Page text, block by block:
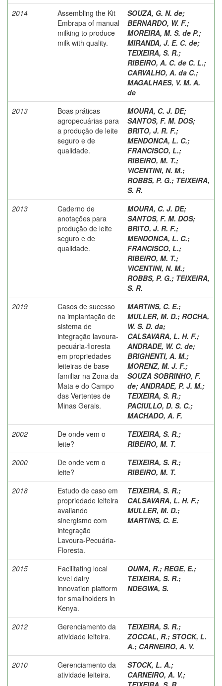
2014
Assembling the Kit
Embrapa of manual
milking to produce
milk with quality.
SOUZA, G. N. de;
BERNARDO, W. F.;
MOREIRA, M. S. de P.;
MIRANDA, J. E. C. de;
TEIXEIRA, S. R.;
RIBEIRO, A. C. de C. L.;
CARVALHO, A. da C.;
MAGALHAES, V. M. A.
de
2013
Boas práticas
agropecuárias para
a produção de leite
seguro e de
qualidade.
MOURA, C. J. DE;
SANTOS, F. M. DOS;
BRITO, J. R. F.;
MENDONCA, L. C.;
FRANCISCO, L.;
RIBEIRO, M. T.;
VICENTINI, N. M.;
ROBBS, P. G.; TEIXEIRA,
S. R.
2013
Caderno de
anotações para
produção de leite
seguro e de
qualidade.
MOURA, C. J. DE;
SANTOS, F. M. DOS;
BRITO, J. R. F.;
MENDONCA, L. C.;
FRANCISCO, L.;
RIBEIRO, M. T.;
VICENTINI, N. M.;
ROBBS, P. G.; TEIXEIRA,
S. R.
2019
Casos de sucesso
na implantação de
sistema de
integração lavoura-
pecuária-floresta
em propriedades
leiteiras de base
familiar na Zona da
Mata e do Campo
das Vertentes de
Minas Gerais.
MARTINS, C. E.;
MULLER, M. D.; ROCHA,
W. S. D. da;
CALSAVARA, L. H. F.;
ANDRADE, W. C. de;
BRIGHENTI, A. M.;
MORENZ, M. J. F.;
SOUZA SOBRINHO, F.
de; ANDRADE, P. J. M.;
TEIXEIRA, S. R.;
PACIULLO, D. S. C.;
MACHADO, A. F.
2002
De onde vem o
leite?
TEIXEIRA, S. R.;
RIBEIRO, M. T.
2000
De onde vem o
leite?
TEIXEIRA, S. R.;
RIBEIRO, M. T.
2018
Estudo de caso em
propriedade leiteira
avaliando
sinergismo com
integração
Lavoura-Pecuária-
Floresta.
TEIXEIRA, S. R.;
CALSAVARA, L. H. F.;
MULLER, M. D.;
MARTINS, C. E.
2015
Facilitating local
level dairy
innovation platform
for smallholders in
Kenya.
OUMA, R.; REGE, E.;
TEIXEIRA, S. R.;
NDEGWA, S.
2012
Gerenciamento da
atividade leiteira.
TEIXEIRA, S. R.;
ZOCCAL, R.; STOCK, L.
A.; CARNEIRO, A. V.
2010
Gerenciamento da
atividade leiteira.
STOCK, L. A.;
CARNEIRO, A. V.;